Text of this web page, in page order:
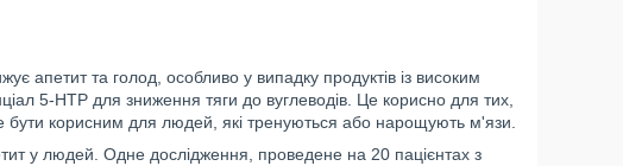
апетит та голод, особливо у випадку продуктів із високим
5-HTP для зниження тяги до вуглеводів. Це корисно для тих,
бути корисним для людей, які тренуються або нарощують м'язи.
у людей. Одне дослідження, проведене на 20 пацієнтах з